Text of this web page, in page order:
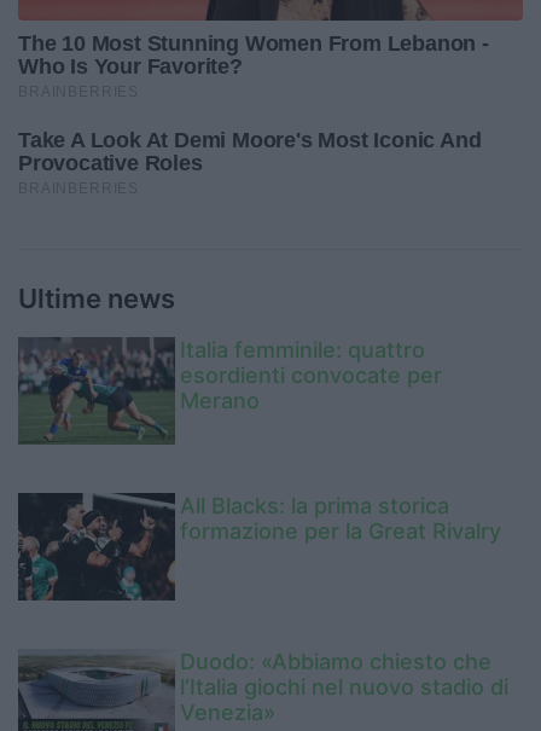
Ultime news
Italia femminile: quattro
esordienti convocate per
Merano
All Blacks: la prima storica
formazione per la Great Rivalry
Duodo: «Abbiamo chiesto che
l’Italia giochi nel nuovo stadio di
Venezia»